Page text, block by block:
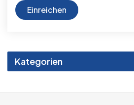
Einreichen
Kategorien